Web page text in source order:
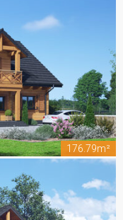
176.79m²